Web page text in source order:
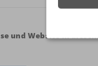
und Website in